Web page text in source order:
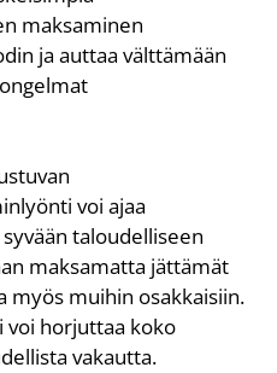
maksaminen
ja auttaa välttämään
voi ajaa
taloudelliseen
maksamatta jättämät
myös muihin osakkaisiin.
voi horjuttaa koko
vakautta.